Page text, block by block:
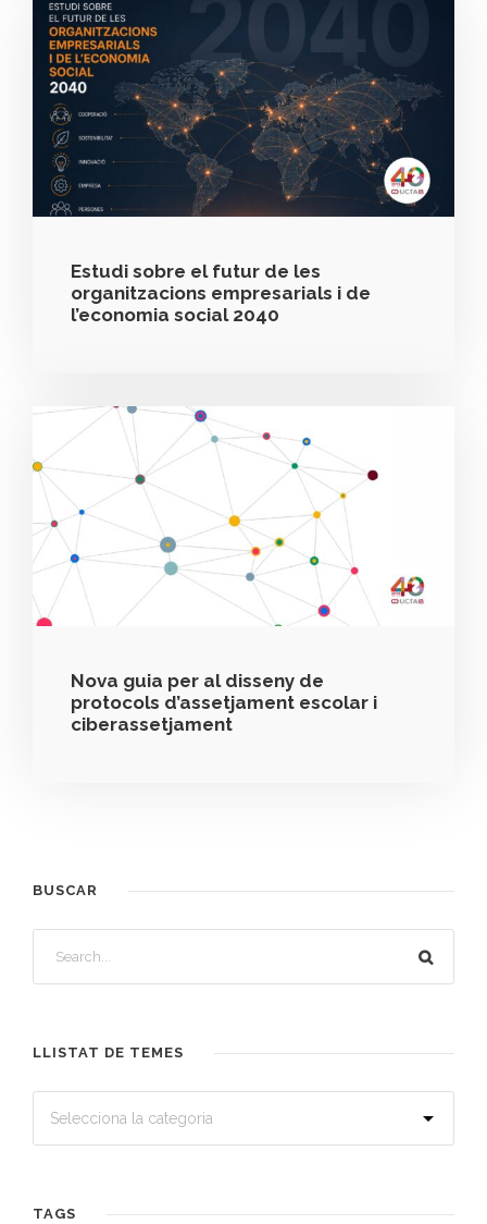
Estudi sobre el futur de les
organitzacions empresarials i de
l’economia social 2040
Nova guia per al disseny de
protocols d’assetjament escolar i
ciberassetjament
BUSCAR
LLISTAT DE TEMES
TAGS